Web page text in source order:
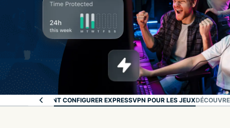
COMMENT CONFIGURER EXPRESSVPN POUR LES JEUX